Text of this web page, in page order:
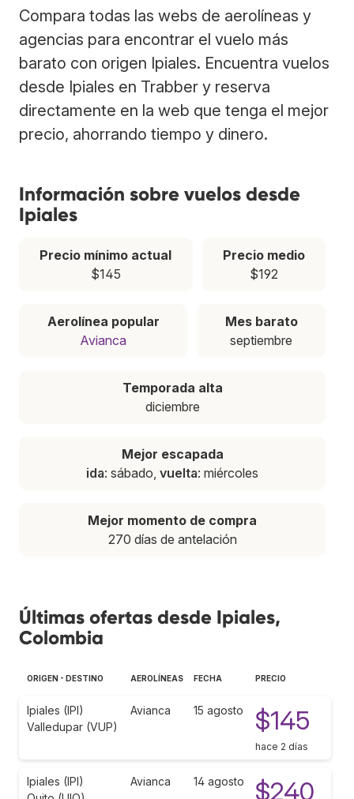
Compara todas las webs de aerolíneas y
agencias para encontrar el vuelo más
barato con origen Ipiales. Encuentra vuelos
desde Ipiales en Trabber y reserva
directamente en la web que tenga el mejor
precio, ahorrando tiempo y dinero.
Información sobre vuelos desde
Ipiales
Precio mínimo actual
$145
Precio medio
$192
Aerolínea popular
Avianca
Mes barato
septiembre
Temporada alta
diciembre
Mejor escapada
ida: sábado, vuelta: miércoles
Mejor momento de compra
270 días de antelación
Últimas ofertas desde Ipiales,
Colombia
ORIGEN - DESTINO AEROLÍNEAS FECHA PRECIO
Ipiales (IPI)
Valledupar (VUP)
Avianca 15 agosto $145
hace 2 días
Ipiales (IPI)
Avianca 14 agosto $240